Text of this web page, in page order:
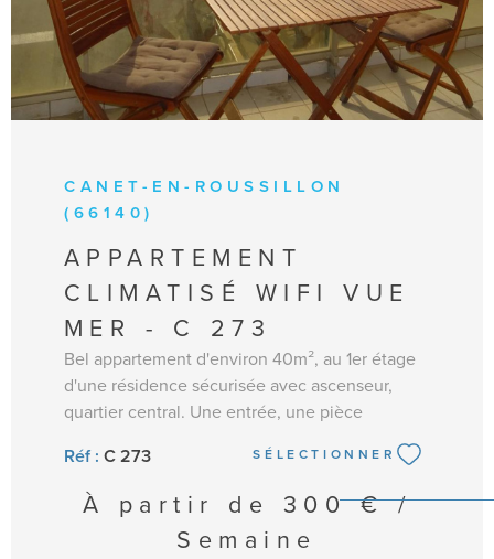
CANET-EN-ROUSSILLON
(66140)
APPARTEMENT
CLIMATISÉ WIFI VUE
MER - C 273
Bel appartement d'environ 40m², au 1er étage
d'une résidence sécurisée avec ascenseur,
quartier central. Une entrée, une pièce
principale équipée d'une TV et d'un clic-clac
avec accès à la terrasse face à la mer. Cuisine
séparée : frigo/top, four, micro-ondes, plaques
de cuisson, cafetière, nécessaire de vaisselle.
Une chambre avec 2 lits en 90 et placard. Salle
Réf : C 273 SÉLECTIONNER
À partir de
300 € /
Semaine